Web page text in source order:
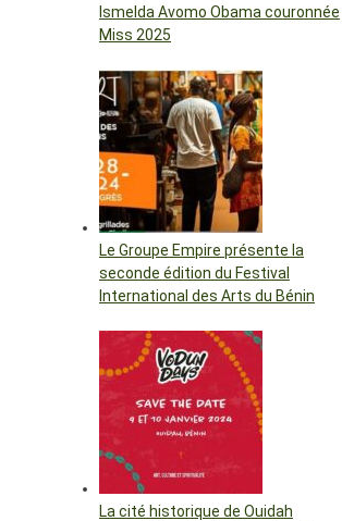
Ismelda Avomo Obama couronnée
Miss 2025
Le Groupe Empire présente la
seconde édition du Festival
International des Arts du Bénin
La cité historique de Ouidah